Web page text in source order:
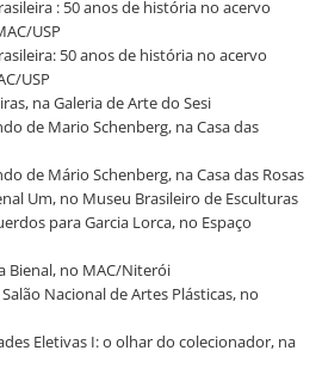
: 50 anos de história no acervo
USP
50 anos de história no acervo
USP
na Galeria de Arte do Sesi
de Mario Schenberg, na Casa das
de Mário Schenberg, na Casa das Rosas
Um, no Museu Brasileiro de Esculturas
para Garcia Lorca, no Espaço
Bienal, no MAC/Niterói
Salão Nacional de Artes Plásticas, no
Eletivas I: o olhar do colecionador, na